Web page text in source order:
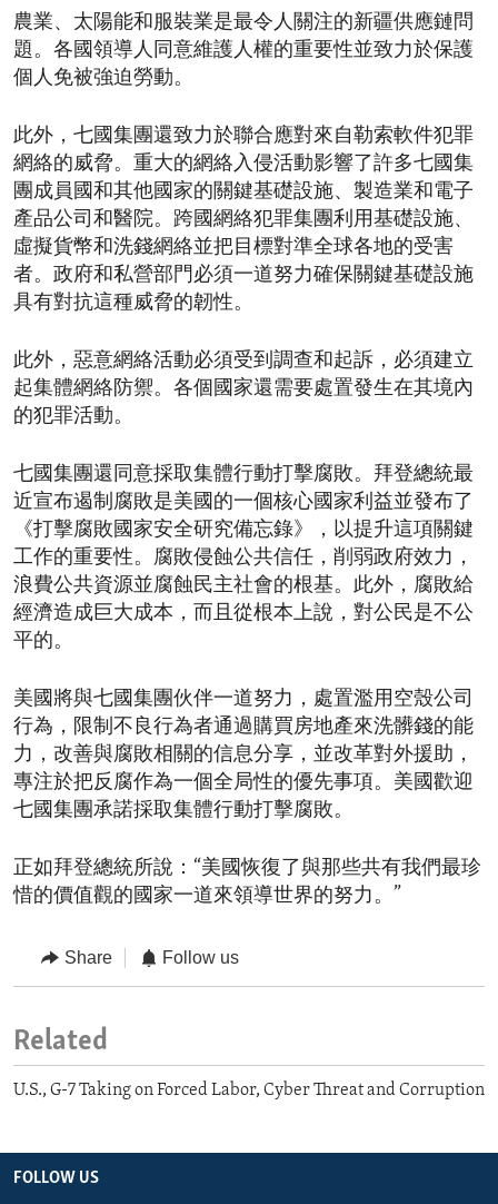
農業、太陽能和服裝業是最令人關注的新疆供應鏈問
題。各國領導人同意維護人權的重要性並致力於保護
個人免被強迫勞動。
此外，七國集團還致力於聯合應對來自勒索軟件犯罪
網絡的威脅。重大的網絡入侵活動影響了許多七國集
團成員國和其他國家的關鍵基礎設施、製造業和電子
產品公司和醫院。跨國網絡犯罪集團利用基礎設施、
虛擬貨幣和洗錢網絡並把目標對準全球各地的受害
者。政府和私營部門必須一道努力確保關鍵基礎設施
具有對抗這種威脅的韌性。
此外，惡意網絡活動必須受到調查和起訴，必須建立
起集體網絡防禦。各個國家還需要處置發生在其境內
的犯罪活動。
七國集團還同意採取集體行動打擊腐敗。拜登總統最
近宣布遏制腐敗是美國的一個核心國家利益並發布了
《打擊腐敗國家安全研究備忘錄》，以提升這項關鍵
工作的重要性。腐敗侵蝕公共信任，削弱政府效力，
浪費公共資源並腐蝕民主社會的根基。此外，腐敗給
經濟造成巨大成本，而且從根本上說，對公民是不公
平的。
美國將與七國集團伙伴一道努力，處置濫用空殼公司
行為，限制不良行為者通過購買房地產來洗髒錢的能
力，改善與腐敗相關的信息分享，並改革對外援助，
專注於把反腐作為一個全局性的優先事項。美國歡迎
七國集團承諾採取集體行動打擊腐敗。
正如拜登總統所說：“美國恢復了與那些共有我們最珍
惜的價值觀的國家一道來領導世界的努力。”
Share Follow us
Related
U.S., G-7 Taking on Forced Labor, Cyber Threat and Corruption
FOLLOW US